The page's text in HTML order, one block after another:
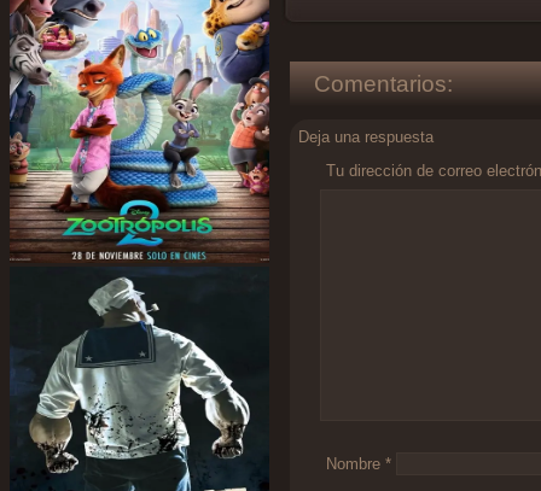
Comentarios:
Deja una respuesta
Tu dirección de correo
Nombre *